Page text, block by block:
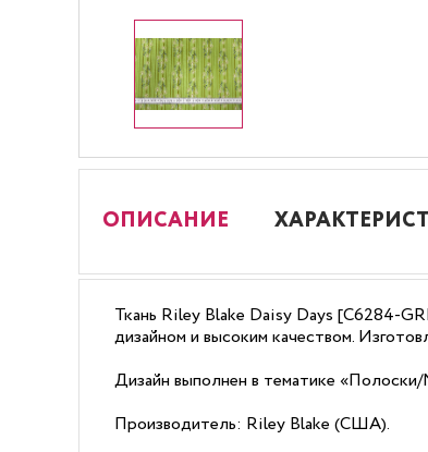
ОПИСАНИЕ
Ткань Riley Blake Daisy Days [C6284-
дизайном и высоким качеством.
Дизайн выполнен в тематике
Производитель: Riley Blake (США).